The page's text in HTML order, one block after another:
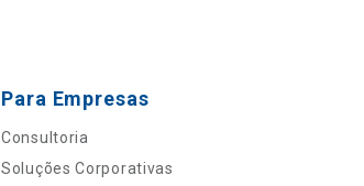
Para Empresas
Consultoria
Soluções Corporativas